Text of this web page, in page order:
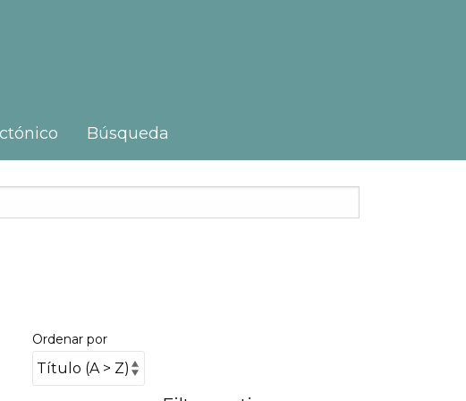
Búsqueda
Ordenar por